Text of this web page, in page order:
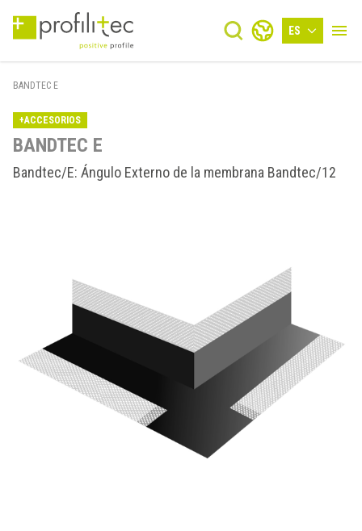
ES
BANDTEC E
+ACCESORIOS
BANDTEC E
Bandtec/E: Ángulo Externo de la membrana Bandtec/12